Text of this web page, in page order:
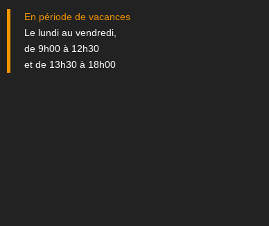
En période de vacances
Le lundi au vendredi,
de 9h00 à 12h30
et de 13h30 à 18h00